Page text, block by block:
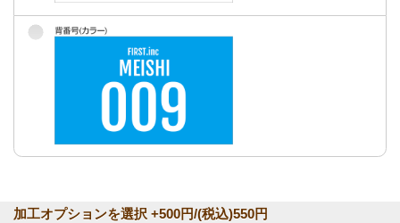
加工オプションを選択 +500円/(税込)550円